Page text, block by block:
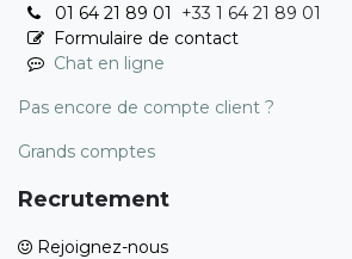
01 64 21 89 01 +33 1 64 21 89 01
Formulaire de contact
Chat en ligne
Pas encore de compte client ?
Grands comptes
Recrutement
Rejoignez-nous